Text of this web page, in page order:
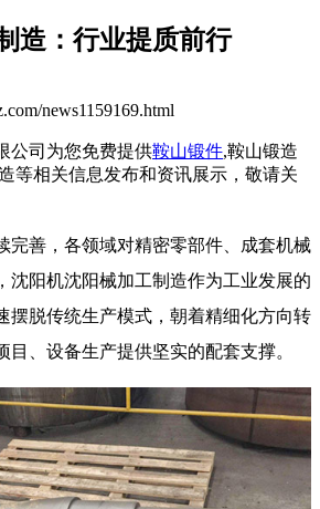
造：行业提质前行
news1159169.html
公司为您免费提供鞍山锻件,鞍山锻造
等相关信息发布和资讯展示，敬请关
完善，各领域对精密零部件、成套机械
沈阳机沈阳械加工制造作为工业发展的
摆脱传统生产模式，朝着精细化方向转
目、设备生产提供坚实的配套支撑。